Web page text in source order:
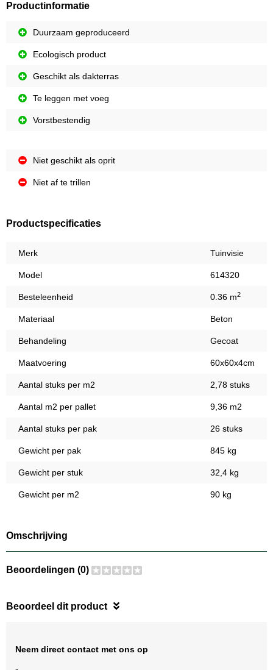
Productinformatie
Duurzaam geproduceerd
Ecologisch product
Geschikt als dakterras
Te leggen met voeg
Vorstbestendig
Niet geschikt als oprit
Niet af te trillen
Productspecificaties
Merk Tuinvisie
Model 614320
Besteleenheid 0.36 m2
Materiaal Beton
Behandeling Gecoat
Maatvoering 60x60x4cm
Aantal stuks per m2 2,78 stuks
Aantal m2 per pallet 9,36 m2
Aantal stuks per pak 26 stuks
Gewicht per pak 845 kg
Gewicht per stuk 32,4 kg
Gewicht per m2 90 kg
Omschrijving
Beoordelingen (0)
Beoordeel dit product
Neem direct contact met ons op